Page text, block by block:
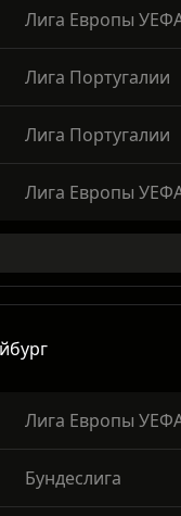
Лига Португалии
Лига Европы УЕФА
Лига Португалии
Лига Португалии
Лига Европы УЕФА